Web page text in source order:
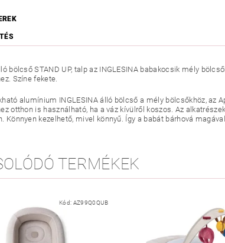
bölcső STAND UP, talp az INGLESINA babakocsik mély
Színe fekete.
alumínium INGLESINA álló bölcső a mély bölcsőkhöz, az
otthon is használható, ha a váz kívülről koszos. Az
Könnyen kezelhető, mivel könnyű. Így a babát bárhová
TERMÉKEK
Kód: AZ99Q0QUB